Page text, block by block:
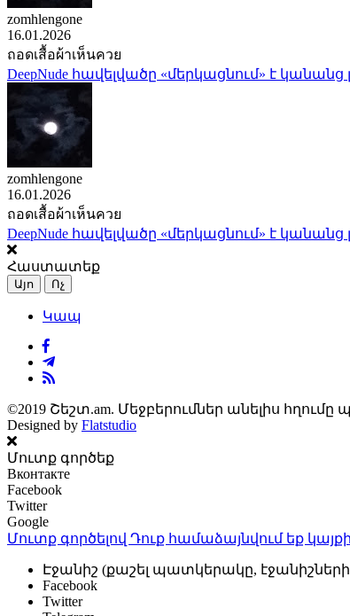
zomhlengone
16.01.2026
ถอดเสื้อผ้าเห็นควย
DeepNude հավելվածը «մերկացնում» է
zomhlengone
16.01.2026
ถอดเสื้อผ้าเห็นควย
DeepNude հավելվածը «մերկացնում» է
Հաստատեք
Այո Ոչ
Կապ
©2019 Շեշտ.am. Մեջբերումներ անելիս
Designed by Flatstudio
Մուտք գործեք
Вконтакте
Facebook
Twitter
Google
Մուտք գործելով Դուք համաձայնվում եք կայքի
Էջանիշ (քաշել պատկերակը,
Facebook
Twitter